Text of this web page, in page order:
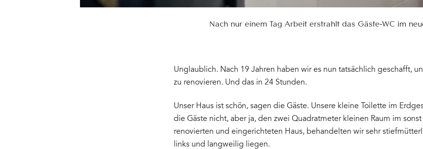
Nach nur einem Tag Arbeit erstrahlt das Gäste-WC im
Unglaublich. Nach 19 Jahren haben wir es nun tatsächlich geschafft,
zu renovieren. Und das in 24 Stunden.
Unser Haus ist schön, sagen die Gäste. Unsere kleine Toilette im
die Gäste nicht, aber ja, den zwei Quadratmeter kleinen Raum im
renovierten und eingerichteten Haus, behandelten wir sehr
links und langweilig liegen.